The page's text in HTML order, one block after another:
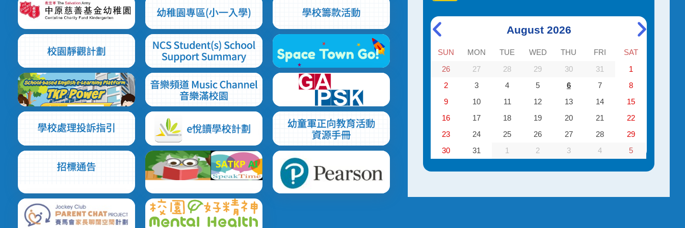
August 2026
SUN MON TUE WED THU FRI
SAT
26
27 28 29 30 31
1
2
3 4 5 6 7
8
9
10 11 12 13 14
15
16
17 18 19 20 21
22
23
24 25 26 27 28
29
30
31 1 2 3 4 5